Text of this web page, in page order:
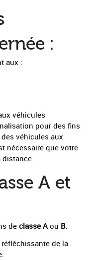
:
aux :
véhicules
pour des fins
véhicules aux
nécessaire que votre
A et
de classe A ou B
de la